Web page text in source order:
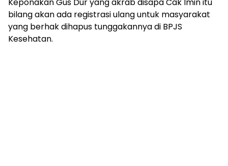
Keponakan Gus Dur yang akrab disapa Cak Imin itu
bilang akan ada registrasi ulang untuk masyarakat
yang berhak dihapus tunggakannya di BPJS
Kesehatan.